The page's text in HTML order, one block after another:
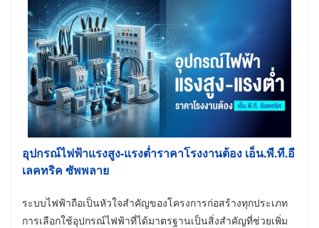
อุปกรณ์ไฟฟ้าแรงสูง-แรงต่ำราคาโรงงานต้อง เอ็น.พี.ที.อี
เลคทริค ซัพพลาย
ระบบไฟฟ้าถือเป็นหัวใจสำคัญของโครงการก่อสร้างทุกประเภท
การเลือกใช้อุปกรณ์ไฟฟ้าที่ได้มาตรฐานเป็นสิ่งสำคัญที่ช่วยเพิ่ม